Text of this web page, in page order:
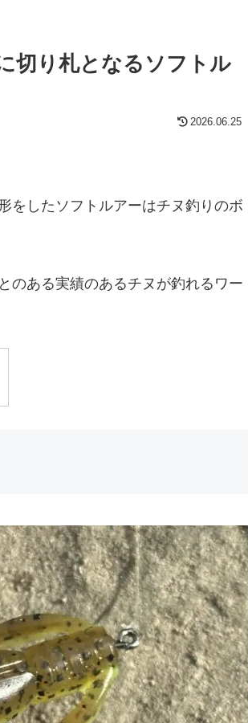
切り札となるソフトル
2026.06.25
をしたソフトルアーはチヌ釣りのボ
のある実績のあるチヌが釣れるワー